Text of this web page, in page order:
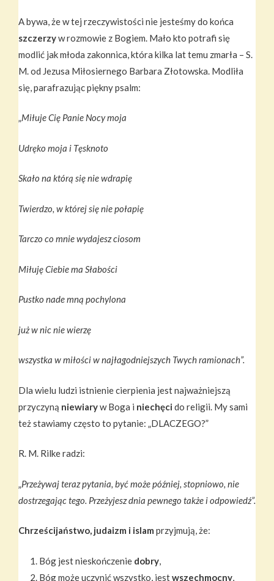
A bywa, że w tej rzeczywistości nie jesteśmy do końca
szczerzyw rozmowie z Bogiem. Mało kto potrafi się
modlić jak młoda zakonnica, która kilka lat temu zmarła – S.
M. od Jezusa Miłosiernego Barbara Złotowska. Modliła
się, parafrazując piękny psalm:
„Miłuje Cię Panie Nocy moja
Udręko moja i Tęsknoto
Skało na którą się nie wdrapię
Twierdzo, w której się nie połapię
Tarczo co mnie wydajesz ciosom
Miłuję Ciebie ma Słabości
Pustko nade mną pochylona
już w nic nie wierzę
wszystka w miłości w najłagodniejszych Twych ramionach”.
Dla wielu ludzi istnienie cierpienia jest najważniejszą
przyczyną niewiaryw Boga i niechęci do religii. My sami
też stawiamy często to pytanie: „DLACZEGO?”
R. M. Rilke radzi:
„Przeżywaj teraz pytania, być może później, stopniowo, nie
dostrzegając tego. Przeżyjesz dnia pewnego także i odpowiedź”.
Chrześcijaństwo, judaizm i islam przyjmują, że:
Bóg jest nieskończenie dobry,
Bóg może uczynić wszystko, jestwszechmocny,